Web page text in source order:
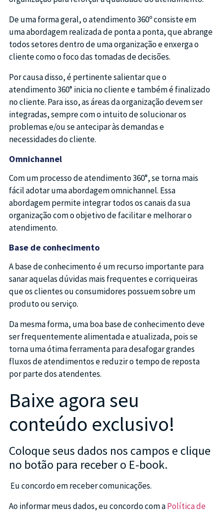
De uma forma geral, o atendimento 360º consiste em
uma abordagem realizada de ponta a ponta, que abrange
todos setores dentro de uma organização e enxerga o
cliente como o foco das tomadas de decisões.
Por causa disso, é pertinente salientar que o
atendimento 360° inicia no cliente e também é finalizado
no cliente. Para isso, as áreas da organização devem ser
integradas, sempre com o intuito de solucionar os
problemas e/ou se antecipar às demandas e
necessidades do cliente.
Omnichannel
Com um processo de atendimento 360°, se torna mais
fácil adotar uma abordagem omnichannel. Essa
abordagem permite integrar todos os canais da sua
organização com o objetivo de facilitar e melhorar o
atendimento.
Base de conhecimento
A base de conhecimento é um recurso importante para
sanar aquelas dúvidas mais frequentes e corriqueiras
que os clientes ou consumidores possuem sobre um
produto ou serviço.
Da mesma forma, uma boa base de conhecimento deve
ser frequentemente alimentada e atualizada, pois se
torna uma ótima ferramenta para desafogar grandes
fluxos de atendimentos e reduzir o tempo de reposta
por parte dos atendentes.
Baixe agora seu
conteúdo exclusivo!
Coloque seus dados nos campos e clique
no botão para receber o E-book.
Eu concordo em receber comunicações.
Ao informar meus dados, eu concordo com aPolítica de